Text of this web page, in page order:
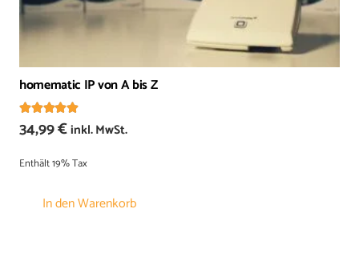
homematic IP von A bis Z
Bewertet mit5.00
34,99€inkl. MwSt.
Enthält 19% Tax
In den Warenkorb